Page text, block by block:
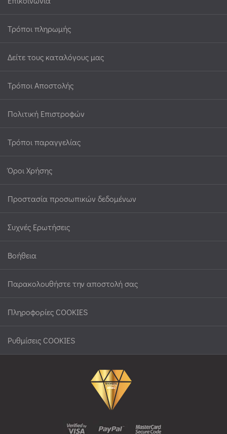
Τρόποι πληρωμής
Δείτε τους καταλόγους μας
Τρόποι Αποστολής
Πολιτική Επιστροφών
Τρόποι παραγγελίας
Όροι Χρήσης
Προστασία προσωπικών δεδομένων
Συχνές Ερωτήσεις
Βοήθεια
Παρακολουθήστε την αποστολή σας
Πληροφορίες COOKIES
Ρυθμίσεις COOKIES